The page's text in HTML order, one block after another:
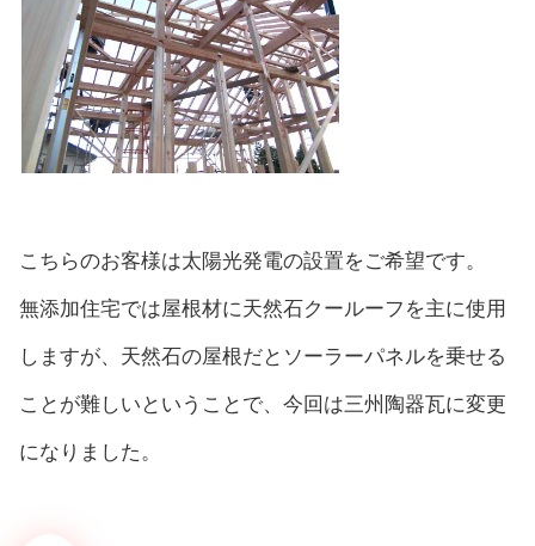
こちらのお客様は太陽光発電の設置をご希望です。
無添加住宅では屋根材に天然石クールーフを主に使用
しますが、天然石の屋根だとソーラーパネルを乗せる
ことが難しいということで、今回は三州陶器瓦に変更
になりました。